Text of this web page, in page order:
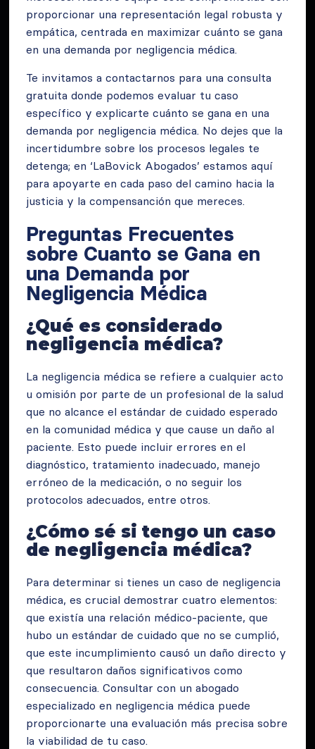
proporcionar una representación legal robusta y
empática, centrada en maximizar cuánto se gana
en una demanda por negligencia médica.
Te invitamos a contactarnos para una consulta
gratuita donde podemos evaluar tu caso
específico y explicarte cuánto se gana en una
demanda por negligencia médica. No dejes que la
incertidumbre sobre los procesos legales te
detenga; en ‘LaBovick Abogados’ estamos aquí
para apoyarte en cada paso del camino hacia la
justicia y la compensanción que mereces.
Preguntas Frecuentes
sobre Cuanto se Gana en
una Demanda por
Negligencia Médica
¿Qué es considerado
negligencia médica?
La negligencia médica se refiere a cualquier acto
u omisión por parte de un profesional de la salud
que no alcance el estándar de cuidado esperado
en la comunidad médica y que cause un daño al
paciente. Esto puede incluir errores en el
diagnóstico, tratamiento inadecuado, manejo
erróneo de la medicación, o no seguir los
protocolos adecuados, entre otros.
¿Cómo sé si tengo un caso
de negligencia médica?
Para determinar si tienes un caso de negligencia
médica, es crucial demostrar cuatro elementos:
que existía una relación médico-paciente, que
hubo un estándar de cuidado que no se cumplió,
que este incumplimiento causó un daño directo y
que resultaron daños significativos como
consecuencia. Consultar con un abogado
especializado en negligencia médica puede
proporcionarte una evaluación más precisa sobre
la viabilidad de tu caso.